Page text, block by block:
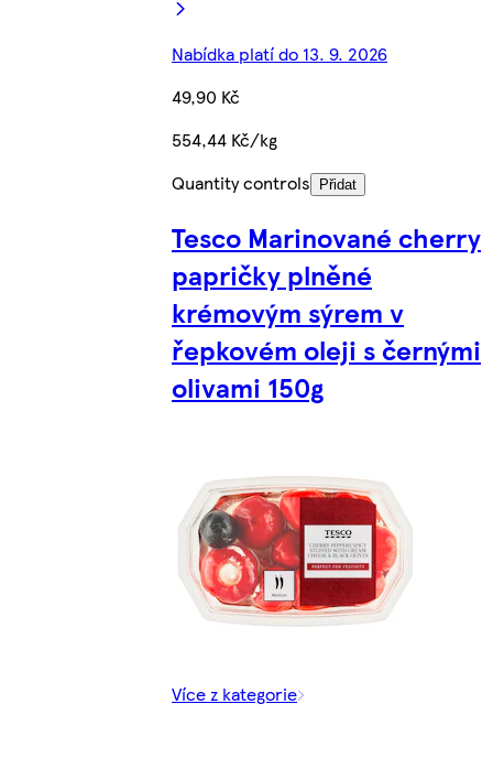
Nabídka platí do 13. 9. 2026
49,90 Kč
554,44 Kč/kg
Quantity controls
Přidat
Tesco Marinované cherry
papričky plněné
krémovým sýrem v
řepkovém oleji s černými
olivami 150g
Více z kategorie